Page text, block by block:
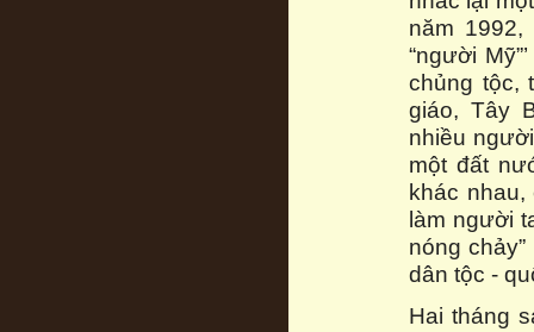
năm
“người
chủng tộc,
giáo, Tây
nhiều
một đất
khác
làm người
nóng
dân tộc -
Hai tháng